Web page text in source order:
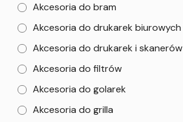
Akcesoria do bram
Akcesoria do drukarek biurowych
Akcesoria do drukarek i skanerów
Akcesoria do filtrów
Akcesoria do golarek
Akcesoria do grilla